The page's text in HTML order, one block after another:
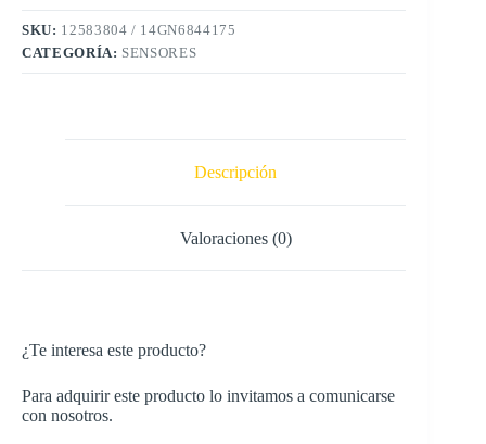
SKU: 12583804 / 14GN6844175
CATEGORÍA: SENSORES
Descripción
Valoraciones (0)
¿Te interesa este producto?
Para adquirir este producto lo invitamos a comunicarse
con nosotros.